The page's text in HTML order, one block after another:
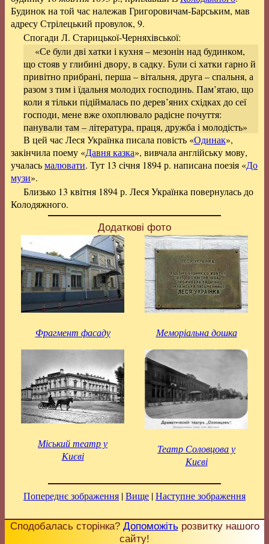
Будинок на той час належав Григоровичам-Барським, мав
адресу Стрілецький провулок, 9.
Спогади Л. Старицької-Черняхівської:
«Се були дві хатки і кухня – мезонін над будинком,
що стояв у глибині двору, в садку. Були сі хатки гарно й
привітно прибрані, перша – вітальня, друга – спальня, а
разом з тим і їдальня молодих господинь. Пам’ятаю, що
коли я тільки підіймалась по дерев’яних східках до сеї
господи, мене вже охоплювало радісне почуття:
панували там – література, праця, дружба і молодість»
В цей час Леся Українка писала повість «Одинак»,
закінчила поему «Давня казка», вивчала англійську мову,
учаласьмалювати. Тут 13 січня 1894 р. написана поезія «До
музи».
Близько 13 квітня 1894 р. Леся Українка повернулась до
Колодяжного.
Додаткові фото
Фрагмент фасаду Меморіальна дошка
Міський театр у
Києві
Театр Соловцова у
Києві
Попереднє зображення |Вище |Наступне зображення
Сподобалась сторінка? Допоможітьрозвитку нашого
сайту!